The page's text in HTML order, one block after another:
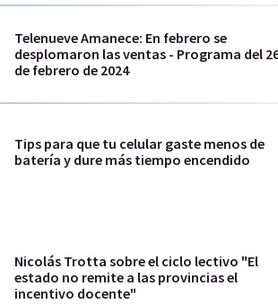
Telenueve Amanece: En febrero se
desplomaron las ventas - Programa del
de febrero de 2024
Tips para que tu celular gaste menos de
batería y dure más tiempo encendido
Nicolás Trotta sobre el ciclo lectivo "El
estado no remite a las provincias el
incentivo docente"